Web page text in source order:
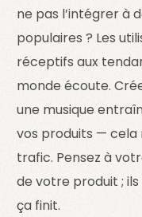
ne pas l’intégrer à
populaires ? Les
réceptifs aux
monde écoute.
une musique
vos produits — cela
trafic. Pensez à
de votre produit ;
ça finit.